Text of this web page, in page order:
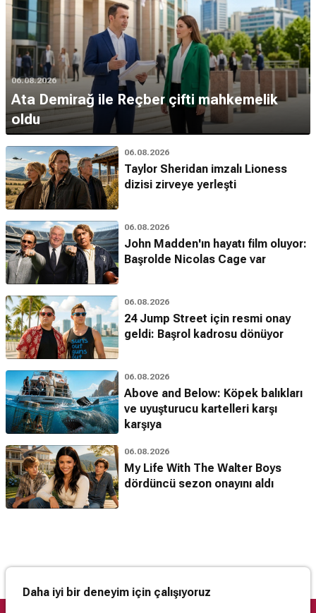
06.08.2026
Ata Demirağ ile Reçber çifti mahkemelik
oldu
06.08.2026
Taylor Sheridan imzalı Lioness
dizisi zirveye yerleşti
06.08.2026
John Madden'ın hayatı film oluyor:
Başrolde Nicolas Cage var
06.08.2026
24 Jump Street için resmi onay
geldi: Başrol kadrosu dönüyor
06.08.2026
Above and Below: Köpek balıkları
ve uyuşturucu kartelleri karşı
karşıya
06.08.2026
My Life With The Walter Boys
dördüncü sezon onayını aldı
Daha iyi bir deneyim için çalışıyoruz